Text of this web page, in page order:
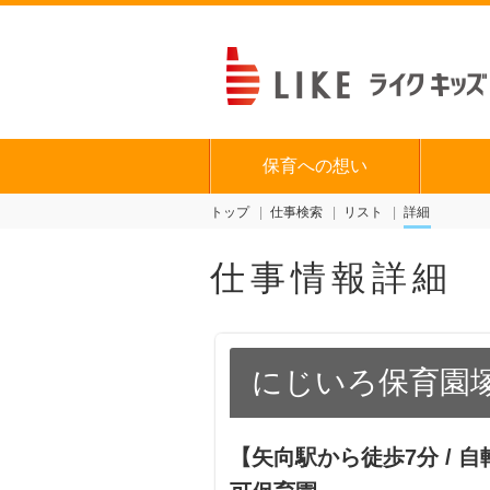
保育への想い
トップ 仕事検索 リスト 詳細
仕事情報詳細
にじいろ保育園
【矢向駅から徒歩7分 /